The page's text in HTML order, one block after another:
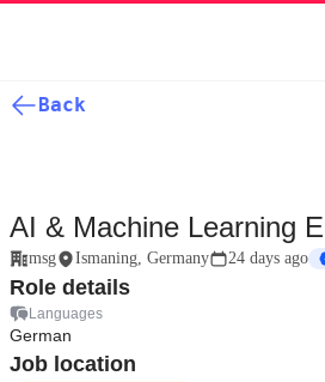
Back
AI & Machine Learning
msg Ismaning, Germany 24 days ago
Role details
Languages
German
Job location